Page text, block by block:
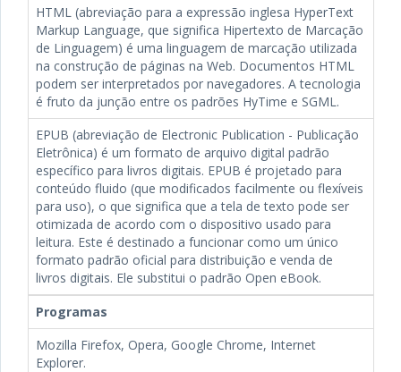
HTML (abreviação para a expressão inglesa HyperText
Markup Language, que significa Hipertexto de Marcação
de Linguagem) é uma linguagem de marcação utilizada
na construção de páginas na Web. Documentos HTML
podem ser interpretados por navegadores. A tecnologia
é fruto da junção entre os padrões HyTime e SGML.
EPUB (abreviação de Electronic Publication - Publicação
Eletrônica) é um formato de arquivo digital padrão
específico para livros digitais. EPUB é projetado para
conteúdo fluido (que modificados facilmente ou flexíveis
para uso), o que significa que a tela de texto pode ser
otimizada de acordo com o dispositivo usado para
leitura. Este é destinado a funcionar como um único
formato padrão oficial para distribuição e venda de
livros digitais. Ele substitui o padrão Open eBook.
Programas
Mozilla Firefox, Opera, Google Chrome, Internet
Explorer.